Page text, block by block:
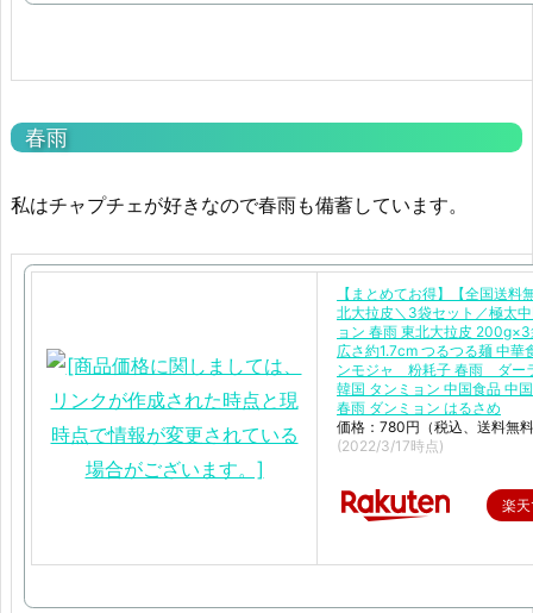
春雨
私はチャプチェが好きなので春雨も備蓄しています。
【まとめてお得】【全国送料
北大拉皮＼3袋セット／極太
ョン 春雨 東北大拉皮
広さ約1.7cm つるつる麺 中
ンモジャ 粉耗子 春雨 ダー
韓国 タンミョン 中国食品 中
春雨 ダンミョン はるさめ
価格：780円（税込、送料無
(2022/3/17時点)
楽